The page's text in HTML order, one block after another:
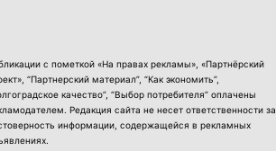
с пометкой «На правах рекламы», «Партнёрский
“Партнерский материал”, “Как экономить”,
качество”, “Выбор потребителя” оплачены
Редакция сайта не несет ответственности за
информации, содержащейся в рекламных